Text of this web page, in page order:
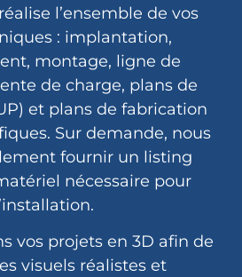
l’ensemble de vos
: implantation,
montage, ligne de
de charge, plans de
et plans de fabrication
Sur demande, nous
fournir un listing
nécessaire pour
vos projets en 3D afin de
visuels réalistes et